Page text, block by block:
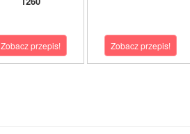
Zobacz przepis! Zobacz przepis!